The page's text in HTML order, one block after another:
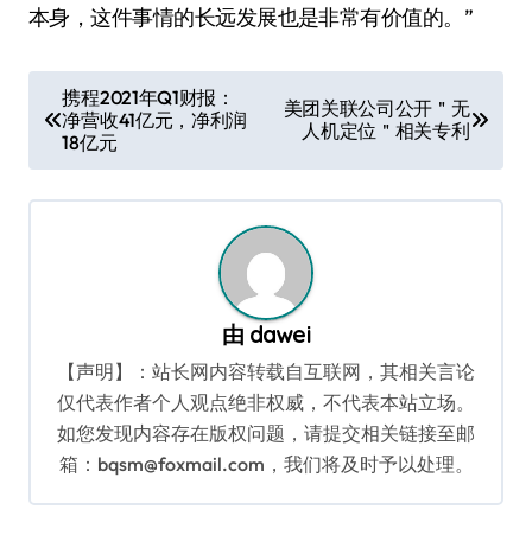
本身，这件事情的长远发展也是非常有价值的。”
章
导
航
携程2021年Q1财报：
净营收41亿元，净利润
18亿元
美团关联公司公开＂无
人机定位＂相关专利
由 dawei
【声明】：站长网内容转载自互联网，其相关言论
仅代表作者个人观点绝非权威，不代表本站立场。
如您发现内容存在版权问题，请提交相关链接至邮
箱：bqsm@foxmail.com，我们将及时予以处理。